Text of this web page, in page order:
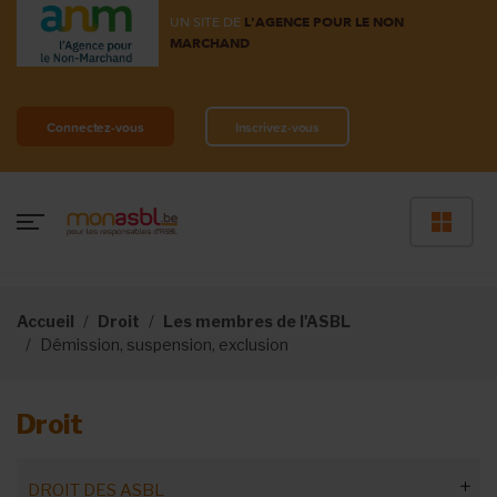
UN SITE DE L'AGENCE POUR LE NON
MARCHAND
Connectez-vous Inscrivez-vous
Accueil Droit
Les membres de l'ASBL
Démission, suspension, exclusion
Droit
DROIT DES ASBL